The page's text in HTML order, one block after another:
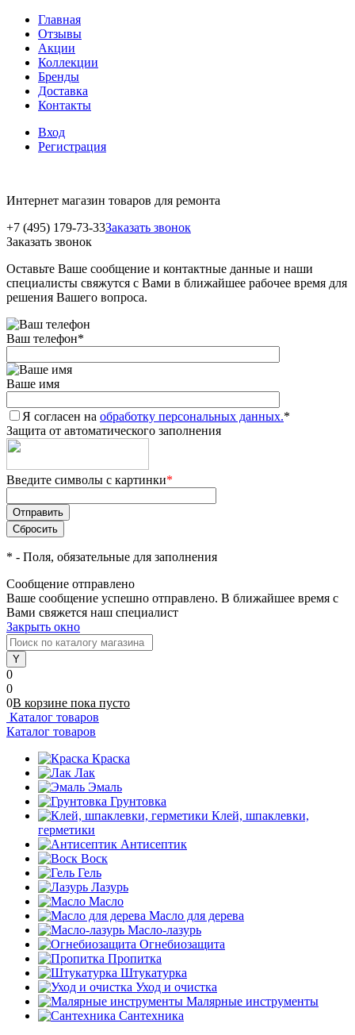
Главная
Отзывы
Акции
Коллекции
Бренды
Доставка
Контакты
Вход
Регистрация
Интернет магазин товаров для ремонта
+7 (495) 179-73-33Заказать звонок
Заказать звонок
Оставьте Ваше сообщение и контактные данные и наши
специалисты свяжутся с Вами в ближайшее рабочее время для
решения Вашего вопроса.
Ваш телефон*
Ваше имя
Я согласен на обработку персональных данных.*
Защита от автоматического заполнения
Введите символы с картинки*
* - Поля, обязательные для заполнения
Сообщение отправлено
Ваше сообщение успешно отправлено. В ближайшее время с
Вами свяжется наш специалист
Закрыть окно
0
0
0В корзине пока пусто
Каталог товаров
Каталог товаров
Краска
Лак
Эмаль
Грунтовка
Клей, шпаклевки,
герметики
Антисептик
Воск
Гель
Лазурь
Масло
Масло для дерева
Масло-лазурь
Огнебиозащита
Пропитка
Штукатурка
Уход и очистка
Малярные инструменты
Сантехника